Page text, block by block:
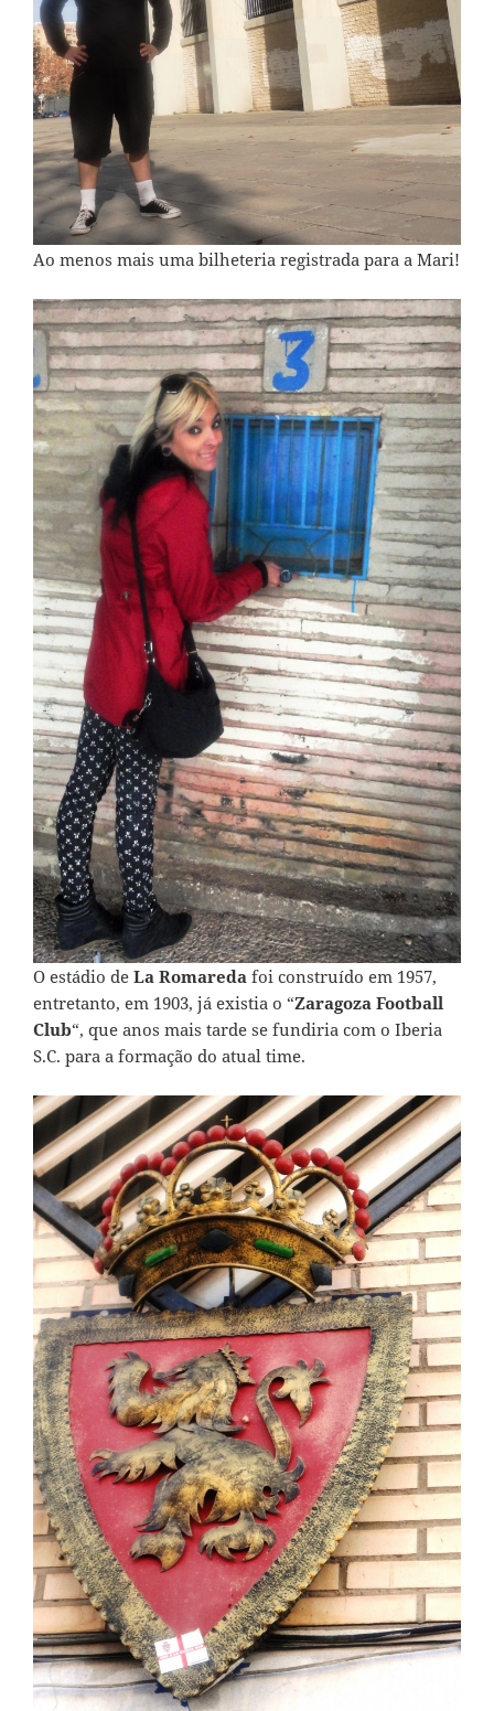
Ao menos mais uma bilheteria registrada para a Mari!
O estádio de La Romareda foi construído em 1957,
entretanto, em 1903, já existia o “Zaragoza Football
Club“, que anos mais tarde se fundiria com o Iberia
S.C. para a formação do atual time.